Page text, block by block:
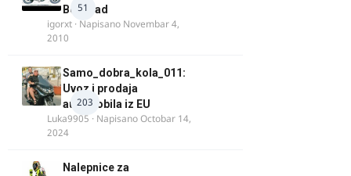
51
Beograd
igorxt · Napisano Novembar 4,
2010
203
Samo_dobra_kola_011:
Uvoz i prodaja
automobila iz EU
Luka9905 · NapisanoOctobar 14,
2024
Nalepnice za